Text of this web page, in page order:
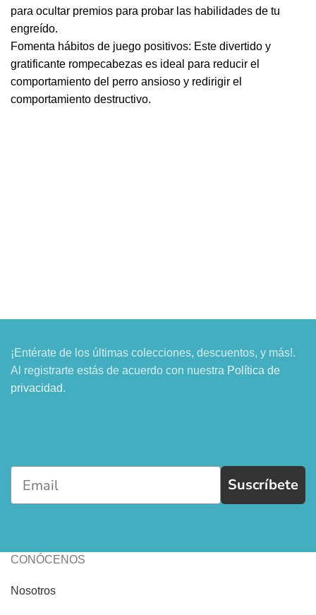
para ocultar premios para probar las habilidades de tu
engreído.
Fomenta hábitos de juego positivos: Este divertido y
gratificante rompecabezas es ideal para reducir el
comportamiento del perro ansioso y redirigir el
comportamiento destructivo.
¡Entérate de los últimas colecciones, descuentos, y más!.
Al registrarte estás de acuerdo con nuestra Política de
privacidad.
Suscríbete
CONÓCENOS
Nosotros